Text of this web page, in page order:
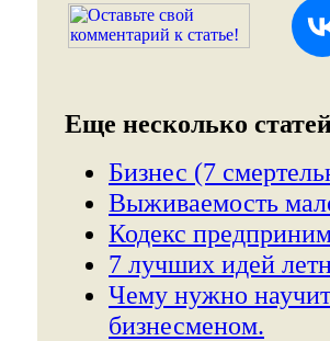
Еще несколько
Бизнес (7
Выживаемость
Кодекс
7 лучших идей
Чему нужно
бизнесменом.